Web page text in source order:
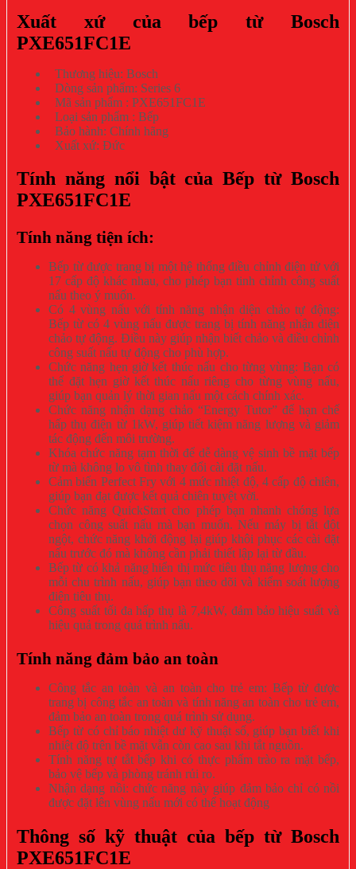
Xuất xứ của bếp từ Bosch
PXE651FC1E
Thương hiệu: Bosch
Dòng sản phẩm: Series 6
Mã sản phẩm : PXE651FC1E
Loại sản phẩm : Bếp
Bảo hành: Chính hãng
Xuất xứ: Đức
Tính năng nổi bật của Bếp từ Bosch
PXE651FC1E
Tính năng tiện ích:
Bếp từ được trang bị một hệ thống điều chỉnh điện tử với
17 cấp độ khác nhau, cho phép bạn tinh chỉnh công suất
nấu theo ý muốn.
Có 4 vùng nấu với tính năng nhận diện chảo tự động:
Bếp từ có 4 vùng nấu được trang bị tính năng nhận diện
chảo tự động. Điều này giúp nhận biết chảo và điều chỉnh
công suất nấu tự động cho phù hợp.
Chức năng hẹn giờ kết thúc nấu cho từng vùng: Bạn có
thể đặt hẹn giờ kết thúc nấu riêng cho từng vùng nấu,
giúp bạn quản lý thời gian nấu một cách chính xác.
Chức năng nhận dạng chảo “Energy Tutor” để hạn chế
hấp thụ điện từ 1kW, giúp tiết kiệm năng lượng và giảm
tác động đến môi trường.
Khóa chức năng tạm thời để dễ dàng vệ sinh bề mặt bếp
từ mà không lo vô tình thay đổi cài đặt nấu.
Cảm biến Perfect Fry với 4 mức nhiệt độ, 4 cấp độ chiên,
giúp bạn đạt được kết quả chiên tuyệt vời.
Chức năng QuickStart cho phép bạn nhanh chóng lựa
chọn công suất nấu mà bạn muốn. Nếu máy bị tắt đột
ngột, chức năng khởi động lại giúp khôi phục các cài đặt
nấu trước đó mà không cần phải thiết lập lại từ đầu.
Bếp từ có khả năng hiển thị mức tiêu thụ năng lượng cho
mỗi chu trình nấu, giúp bạn theo dõi và kiểm soát lượng
điện tiêu thụ.
Công suất tối đa hấp thụ là 7,4kW, đảm bảo hiệu suất và
hiệu quả trong quá trình nấu.
Tính năng đảm bảo an toàn
Công tắc an toàn và an toàn cho trẻ em: Bếp từ được
trang bị công tắc an toàn và tính năng an toàn cho trẻ em,
đảm bảo an toàn trong quá trình sử dụng.
Bếp từ có chỉ báo nhiệt dư kỹ thuật số, giúp bạn biết khi
nhiệt độ trên bề mặt vẫn còn cao sau khi tắt nguồn.
Tính năng tự tắt bếp khi có thực phẩm trào ra mặt bếp,
bảo vệ bếp và phòng tránh rủi ro.
Nhận dạng nồi: chức năng này giúp đảm bảo chỉ có nồi
được đặt lên vùng nấu mới có thể hoạt động
Thông số kỹ thuật của bếp từ Bosch
PXE651FC1E